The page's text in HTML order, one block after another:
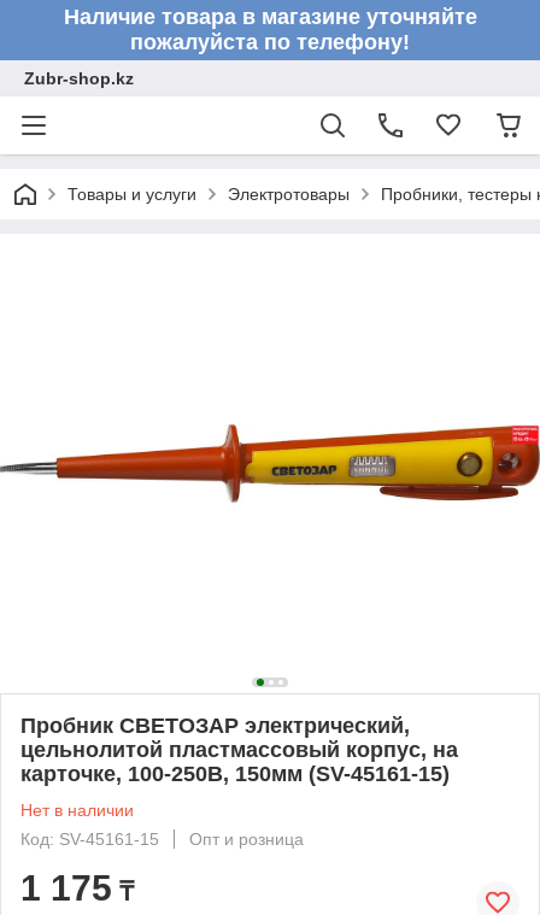
Наличие товара в магазине уточняйте
пожалуйста по телефону!
Zubr-shop.kz
Товары и услуги Электротовары Пробники, тестеры
Пробник СВЕТОЗАР электрический,
цельнолитой пластмассовый корпус, на
карточке, 100-250В, 150мм (SV-45161-15)
Нет в наличии
Код: SV-45161-15
Опт и розница
1 175 ₸